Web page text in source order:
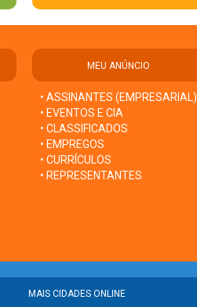
MEU ANÚNCIO
• ASSINANTES (EMPRESARIAL)
• EVENTOS E CIA
• CLASSIFICADOS
• EMPREGOS
• CURRÍCULOS
• REPRESENTANTES
MAIS CIDADES ONLINE